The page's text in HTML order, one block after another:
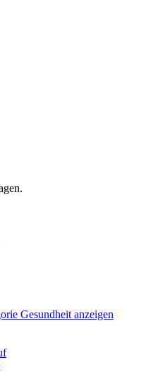
Gesundheit anzeigen